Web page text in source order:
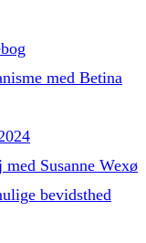
med Betina
Susanne Wexø
bevidsthed